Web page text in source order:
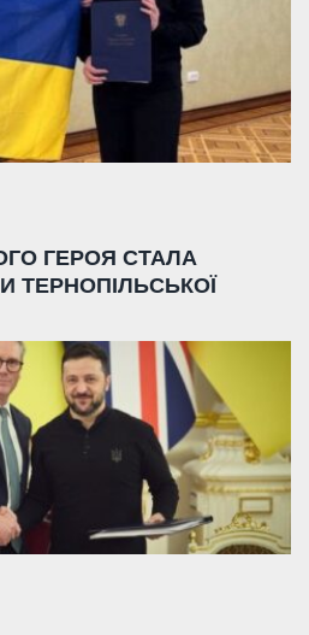
ГЕРОЯ СТАЛА
ТЕРНОПІЛЬСЬКОЇ